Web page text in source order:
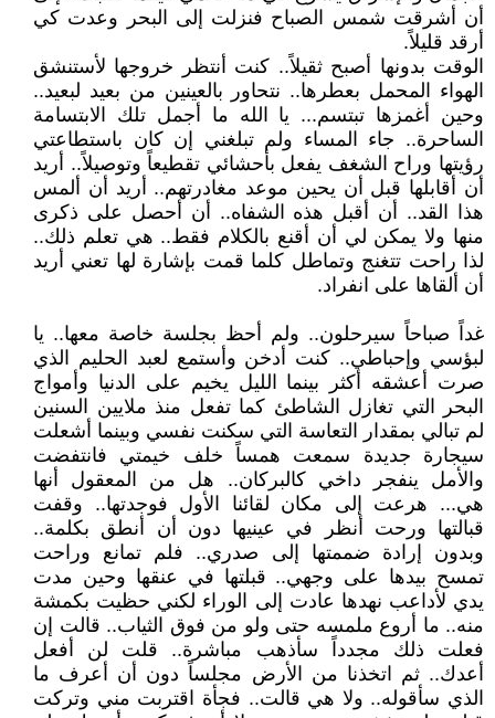
أن أشرقت شمس الصباح فنزلت إلى البحر وعدت كي
أرقد قليلاً.
الوقت بدونها أصبح ثقيلاً.. كنت أنتظر خروجها لأستنشق
الهواء المحمل بعطرها.. نتحاور بالعينين من بعيد لبعيد..
وحين أغمزها تبتسم... يا الله ما أجمل تلك الابتسامة
الساحرة.. جاء المساء ولم تبلغني إن كان باستطاعتي
رؤيتها وراح الشغف يفعل بأحشائي تقطيعاً وتوصيلاً.. أريد
أن أقابلها قبل أن يحين موعد مغادرتهم.. أريد أن ألمس
هذا القد.. أن أقبل هذه الشفاه.. أن أحصل على ذكرى
منها ولا يمكن لي أن أقنع بالكلام فقط.. هي تعلم ذلك..
لذا راحت تتغنج وتماطل كلما قمت بإشارة لها تعني أريد
أن ألقاها على انفراد.
غداً صباحاً سيرحلون.. ولم أحظ بجلسة خاصة معها.. يا
لبؤسي وإحباطي.. كنت أدخن وأستمع لعبد الحليم الذي
صرت أعشقه أكثر بينما الليل يخيم على الدنيا وأمواج
البحر التي تغازل الشاطئ كما تفعل منذ ملايين السنين
لم تبالي بمقدار التعاسة التي سكنت نفسي وبينما أشعلت
سيجارة جديدة سمعت همساً خلف خيمتي فانتفضت
والأمل ينفجر داخي كالبركان.. هل من المعقول أنها
هي... هرعت إلى مكان لقائنا الأول فوجدتها.. وقفت
قبالتها ورحت أنظر في عينيها دون أن أنطق بكلمة..
وبدون إرادة ضممتها إلى صدري.. فلم تمانع وراحت
تمسح بيدها على وجهي.. قبلتها في عنقها وحين مدت
يدي لأداعب نهدها عادت إلى الوراء لكني حظيت بكمشة
منه.. ما أروع ملمسه حتى ولو من فوق الثياب.. قالت إن
فعلت ذلك مجدداً سأذهب مباشرة.. قلت لن أفعل
أعدك.. ثم اتخذنا من الأرض مجلساً دون أن أعرف ما
الذي سأقوله.. ولا هي قالت.. فجأة اقتربت مني وتركت